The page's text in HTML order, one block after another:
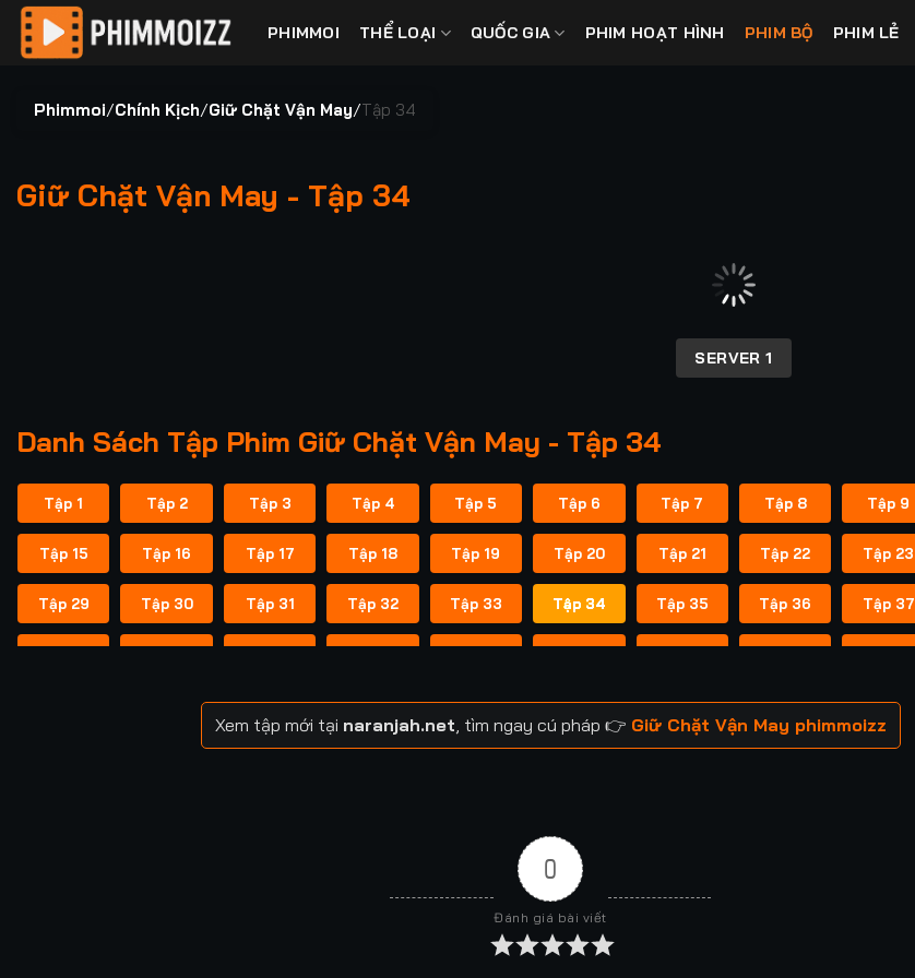
qua
PHIMMOI THỂ LOẠI QUỐC GIA PHIM HOẠT HÌNH PHIM BỘ PHIM LẺ
Phimmoi/Chính Kịch/Giữ Chặt Vận May/Tập 34
Giữ Chặt Vận May - Tập 34
SERVER 1
Danh Sách Tập Phim Giữ Chặt Vận May - Tập 34
Tập 1 Tập 2 Tập 3 Tập 4 Tập 5 Tập 6 Tập 7 Tập 8 Tập 9
Tập 15 Tập 16 Tập 17 Tập 18 Tập 19 Tập 20 Tập 21 Tập 22 Tập 23
Tập 29 Tập 30 Tập 31 Tập 32 Tập 33 Tập 34 Tập 35 Tập 36 Tập 37
Tập 59 Tập 60 Tập 61 Tập 62 Tập 63 Tập 64 Tập 65
Tập 73 Tập 74 Tập 75 Tập 76 Tập 77 Tập 78 Tập 79
Tập 104
Tập 118
Xem tập mới tại naranjah.net , tìm ngay cú pháp 👉 Giữ Chặt Vận May phimmoizz
0
Đánh giá bài viết